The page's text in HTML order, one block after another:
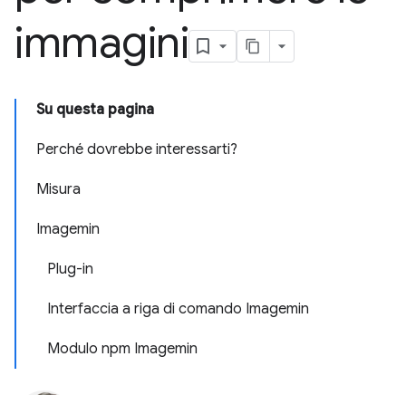
immagini
Su questa pagina
Perché dovrebbe interessarti?
Misura
Imagemin
Plug-in
Interfaccia a riga di comando Imagemin
Modulo npm Imagemin